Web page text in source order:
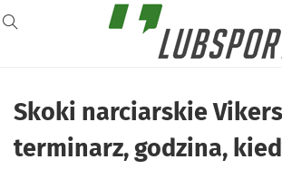
Skoki narciarskie
terminarz, godzina,